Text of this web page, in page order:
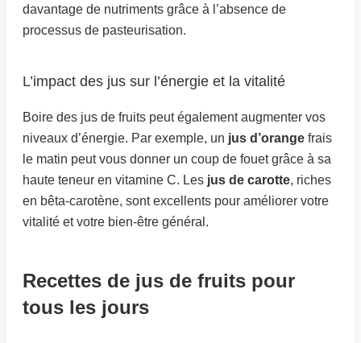
davantage de nutriments grâce à l’absence de
processus de pasteurisation.
L’impact des jus sur l’énergie et la vitalité
Boire des jus de fruits peut également augmenter vos
niveaux d’énergie. Par exemple, un jus d’orange frais
le matin peut vous donner un coup de fouet grâce à sa
haute teneur en vitamine C. Les jus de carotte, riches
en bêta-carotène, sont excellents pour améliorer votre
vitalité et votre bien-être général.
Recettes de jus de fruits pour
tous les jours